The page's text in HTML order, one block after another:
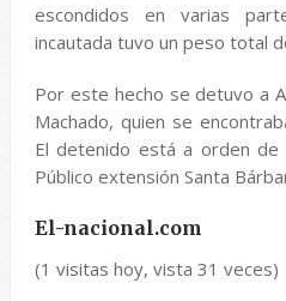
escondidos en varias
incautada tuvo un peso total
Por este hecho se detuvo a
Machado, quien se
El detenido está a orden de
Público extensión Santa
El-nacional.com
(1 visitas hoy, vista 31 veces)